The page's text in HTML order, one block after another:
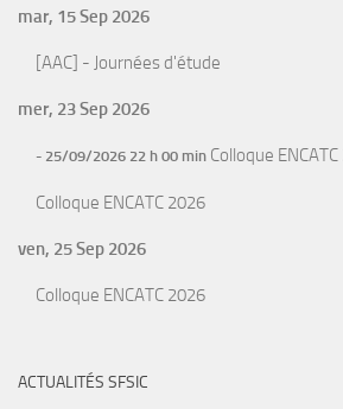
mar, 15 Sep 2026
[AAC] - Journées d'étude
mer, 23 Sep 2026
- 25/09/2026 22 h 00 min Colloque
Colloque ENCATC 2026
ven, 25 Sep 2026
Colloque ENCATC 2026
ACTUALITÉS SFSIC